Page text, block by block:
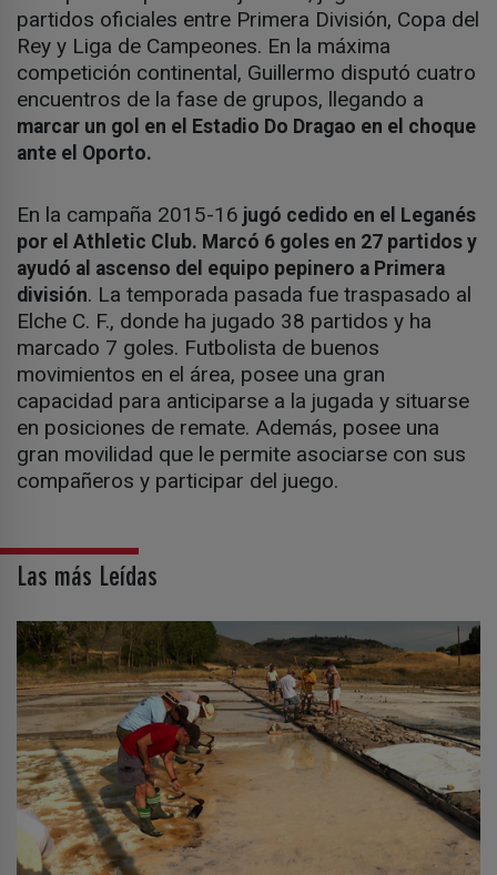
partidos oficiales entre Primera División, Copa del
Rey y Liga de Campeones. En la máxima
competición continental, Guillermo disputó cuatro
encuentros de la fase de grupos, llegando a
marcar un gol en el Estadio Do Dragao en el choque
ante el Oporto.
En la campaña 2015-16 jugó cedido en el Leganés
por el Athletic Club. Marcó 6 goles en 27 partidos y
ayudó al ascenso del equipo pepinero a Primera
división. La temporada pasada fue traspasado al
Elche C. F., donde ha jugado 38 partidos y ha
marcado 7 goles. Futbolista de buenos
movimientos en el área, posee una gran
capacidad para anticiparse a la jugada y situarse
en posiciones de remate. Además, posee una
gran movilidad que le permite asociarse con sus
compañeros y participar del juego.
Las más Leídas